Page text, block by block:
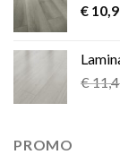
€
€
PROMO